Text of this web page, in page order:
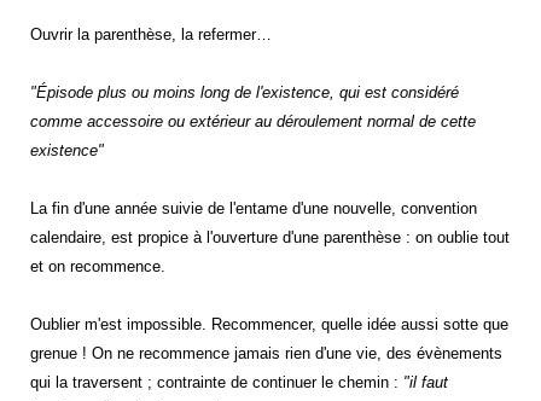
Ouvrir la parenthèse, la refermer…
"Épisode plus ou moins long de l'existence, qui est considéré
comme accessoire ou extérieur au déroulement normal de cette
existence"
La fin d'une année suivie de l'entame d'une nouvelle, convention
calendaire, est propice à l'ouverture d'une parenthèse : on oublie tout
et on recommence.
Oublier m'est impossible. Recommencer, quelle idée aussi sotte que
grenue ! On ne recommence jamais rien d'une vie, des évènements
qui la traversent ; contrainte de continuer le chemin : "il faut